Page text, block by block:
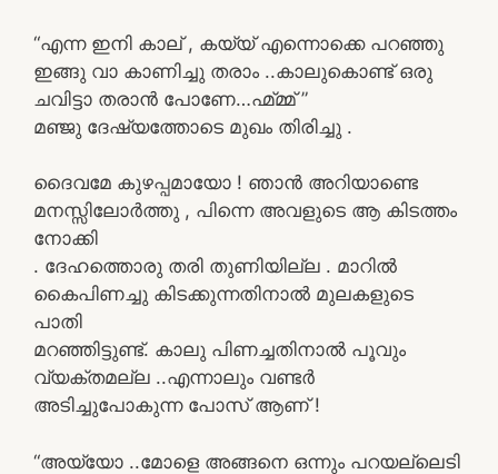
“എന്ന ഇനി കാല് , കയ്യ് എന്നൊക്കെ പറഞ്ഞു
ഇങ്ങു വാ കാണിച്ചു തരാം ..കാലുകൊണ്ട് ഒരു
ചവിട്ടാ തരാൻ പോണേ…ഹ്മ്മ്മ് ”
മഞ്ജു ദേഷ്യത്തോടെ മുഖം തിരിച്ചു .
ദൈവമേ കുഴപ്പമായോ ! ഞാൻ അറിയാണ്ടെ
മനസ്സിലോർത്തു , പിന്നെ അവളുടെ ആ കിടത്തം
നോക്കി
. ദേഹത്തൊരു തരി തുണിയില്ല . മാറിൽ
കൈപിണച്ചു കിടക്കുന്നതിനാൽ മുലകളുടെ
പാതി
മറഞ്ഞിട്ടുണ്ട്. കാലു പിണച്ചതിനാൽ പൂവും
വ്യക്തമല്ല ..എന്നാലും വണ്ടർ
അടിച്ചുപോകുന്ന പോസ് ആണ് !
“അയ്യോ ..മോളെ അങ്ങനെ ഒന്നും പറയല്ലെടി